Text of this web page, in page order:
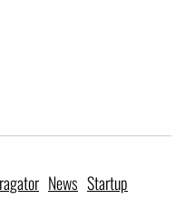
News Startup